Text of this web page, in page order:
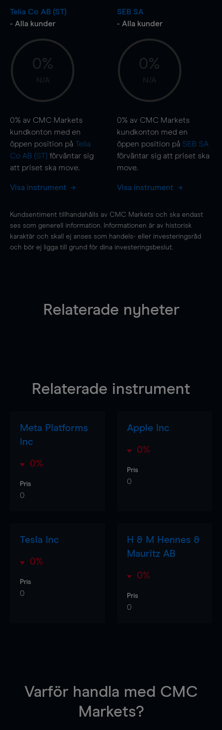
Telia Co AB (ST)
- Alla kunder
0%
N/A
0% av CMC Markets
kundkonton med en
öppen position på Telia
Co AB (ST) förväntar sig
att priset ska move.
Visa instrument
SEB SA
- Alla kunder
0%
N/A
0% av CMC Markets
kundkonton med en
öppen position på SEB SA
förväntar sig att priset ska
move.
Visa instrument
Kundsentiment tillhandahålls av CMC Markets och ska endast
ses som generell information. Informationen är av historisk
karaktär och skall ej anses som handels- eller investeringsråd
och bör ej ligga till grund för dina investeringsbeslut.
Relaterade nyheter
Relaterade instrument
Meta Platforms
Inc
0%
Pris
0
Apple Inc
0%
Pris
0
Tesla Inc
0%
Pris
0
H & M Hennes &
Mauritz AB
0%
Pris
0
Varför handla med CMC
Markets?